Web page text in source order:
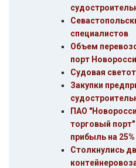
специалистов
Объем
порт
Судовая
Закупки
ПАО
торговый
прибыль на 25%
Столкнулись